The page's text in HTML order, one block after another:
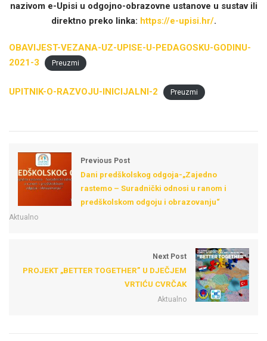
nazivom e-Upisi u odgojno-obrazovne ustanove u sustav ili
direktno preko linka: https://e-upisi.hr/.
OBAVIJEST-VEZANA-UZ-UPISE-U-PEDAGOSKU-GODINU-
2021-3
Preuzmi
UPITNIK-O-RAZVOJU-INICIJALNI-2 Preuzmi
Previous Post
Dani predškolskog odgoja-„Zajedno
rastemo – Suradnički odnosi u ranom i
predškolskom odgoju i obrazovanju“
Aktualno
Next Post
PROJEKT „BETTER TOGETHER” U DJEČJEM
VRTIĆU CVRČAK
Aktualno